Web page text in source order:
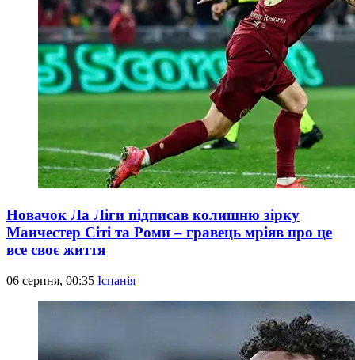
Новачок Ла Ліги підписав колишню зірку
Манчестер Сіті та Роми – гравець мріяв про це
все своє життя
06 серпня, 00:35 Іспанія